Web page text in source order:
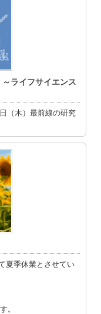
ライフサイエンス
（木）最前線の研究
夏季休業とさせてい
。